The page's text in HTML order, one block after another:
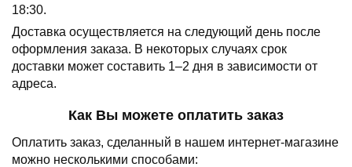
18:30.
Доставка осуществляется на следующий день после
оформления заказа. В некоторых случаях срок
доставки может составить 1–2 дня в зависимости от
адреса.
Как Вы можете оплатить заказ
Оплатить заказ, сделанный в нашем интернет-магазине
можно несколькими способами: